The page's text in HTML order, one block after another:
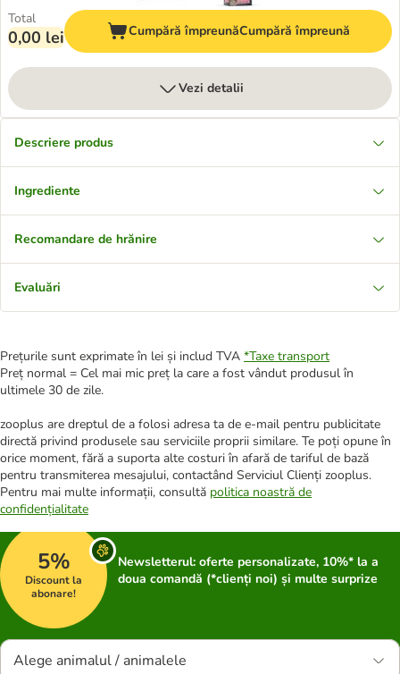
Total
0,00 lei Cumpără împreunăCumpără împreună
Vezi detalii
Descriere produs
Ingrediente
Recomandare de hrănire
Evaluări
Prețurile sunt exprimate în lei și includ TVA *Taxe transport
Preț normal = Cel mai mic preț la care a fost vândut produsul în
ultimele 30 de zile.
zooplus are dreptul de a folosi adresa ta de e-mail pentru publicitate
directă privind produsele sau serviciile proprii similare. Te poți opune în
orice moment, fără a suporta alte costuri în afară de tariful de bază
pentru transmiterea mesajului, contactând Serviciul Clienți zooplus.
Pentru mai multe informații, consultă politica noastră de
confidențialitate
5%
Discount la
abonare!
Newsletterul: oferte personalizate, 10%* la a
doua comandă (*clienți noi) și multe surprize
Alege animalul / animalele